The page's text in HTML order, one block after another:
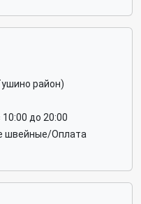
район)
до 20:00
швейные/Оплата